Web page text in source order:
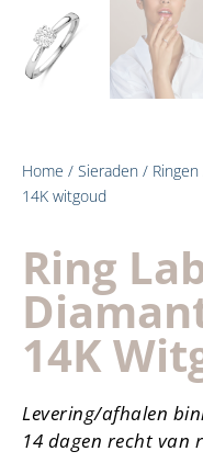
Home / Sieraden / Ringen
14K witgoud
Ring
14K
Levering/afhalen
14 dagen recht van